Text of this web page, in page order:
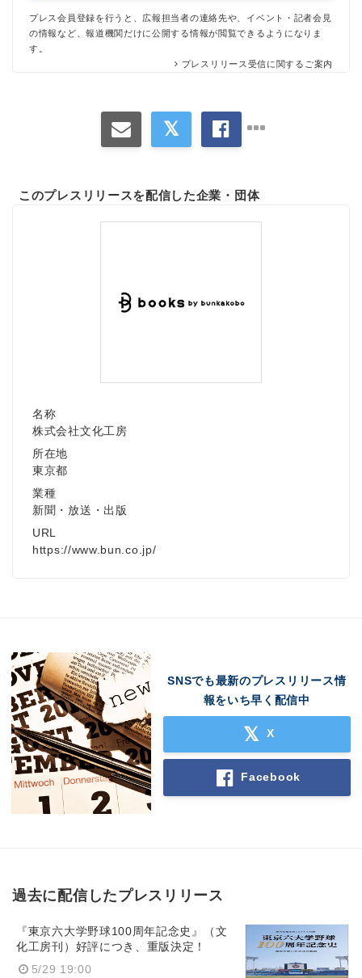
プレス会員登録を行うと、広報担当者の連絡先や、イベント・記者会見
の情報など、報道機関だけに公開する情報が閲覧できるようになりま
す。
プレスリリース受信に関するご案内
このプレスリリースを配信した企業・団体
名称
株式会社文化工房
所在地
東京都
業種
新聞・放送・出版
URL
https://www.bun.co.jp/
SNSでも最新のプレスリリース情
報をいち早く配信中
X
Facebook
過去に配信したプレスリリース
『東京六大学野球100周年記念史』（文
化工房刊）好評につき、重版決定！
5/29 19:00